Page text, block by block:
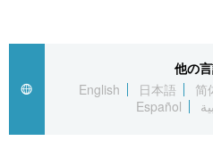
経済・ビジネス
国際
トップ
アーカイブ
In-depth
Japan Data
他の
English
日本語 简
Español